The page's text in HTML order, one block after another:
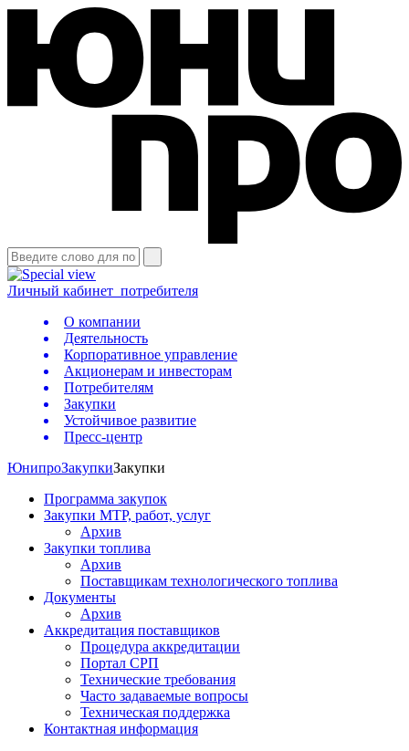
Личный кабинет потребителя
О компании
Деятельность
Корпоративное управление
Акционерам и инвесторам
Потребителям
Закупки
Устойчивое развитие
Пресс-центр
ЮнипроЗакупкиЗакупки
Программа закупок
Закупки МТР, работ, услуг
Архив
Закупки топлива
Архив
Поставщикам технологического топлива
Документы
Архив
Аккредитация поставщиков
Процедура аккредитации
Портал СРП
Технические требования
Часто задаваемые вопросы
Техническая поддержка
Контактная информация